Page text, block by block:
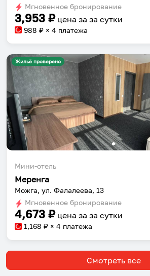
dates.
dates.
Мгновенное бронирование
3,953 ₽ цена за за сутки
988 ₽ × 4 платежа
Жильё проверено
Мини-отель
Меренга
Можга, ул. Фалалеева, 13
Мгновенное бронирование
4,673 ₽ цена за за сутки
1,168 ₽ × 4 платежа
Смотреть все